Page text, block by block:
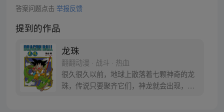
答案问题点击 举报反馈
提到的作品
龙珠
翻翻动漫 · 战斗 · 热血
很久很久以前，地球上散落着七颗神奇的龙
珠，传说只要聚齐它们，神龙就会出现，并